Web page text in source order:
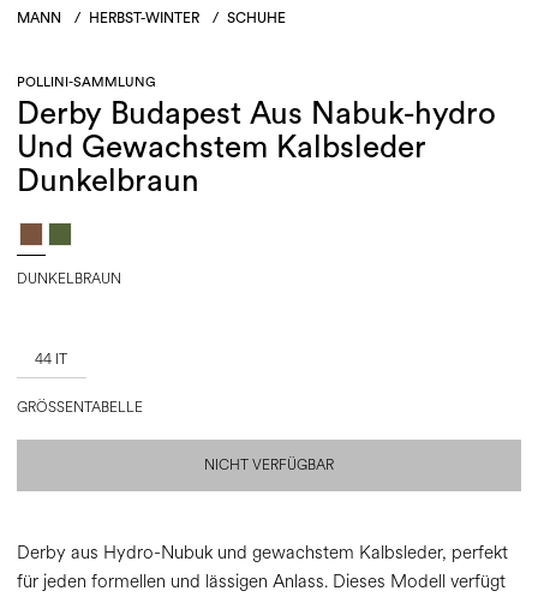
MANN / HERBST-WINTER / SCHUHE
POLLINI-SAMMLUNG
Derby Budapest Aus Nabuk-hydro
Und Gewachstem Kalbsleder
Dunkelbraun
DUNKELBRAUN
44 IT
GRÖSSENTABELLE
NICHT VERFÜGBAR
Derby aus Hydro-Nubuk und gewachstem Kalbsleder, perfekt
für jeden formellen und lässigen Anlass. Dieses Modell verfügt